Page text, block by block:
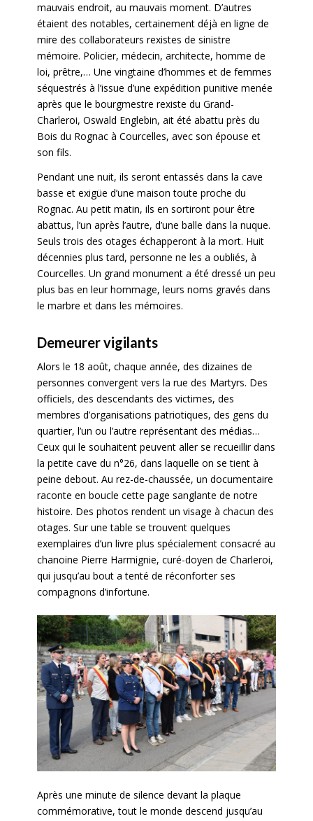
mauvais endroit, au mauvais moment. D’autres
étaient des notables, certainement déjà en ligne de
mire des collaborateurs rexistes de sinistre
mémoire. Policier, médecin, architecte, homme de
loi, prêtre,… Une vingtaine d’hommes et de femmes
séquestrés à l’issue d’une expédition punitive menée
après que le bourgmestre rexiste du Grand-
Charleroi, Oswald Englebin, ait été abattu près du
Bois du Rognac à Courcelles, avec son épouse et
son fils.
Pendant une nuit, ils seront entassés dans la cave
basse et exigüe d’une maison toute proche du
Rognac. Au petit matin, ils en sortiront pour être
abattus, l’un après l’autre, d’une balle dans la nuque.
Seuls trois des otages échapperont à la mort. Huit
décennies plus tard, personne ne les a oubliés, à
Courcelles. Un grand monument a été dressé un peu
plus bas en leur hommage, leurs noms gravés dans
le marbre et dans les mémoires.
Demeurer vigilants
Alors le 18 août, chaque année, des dizaines de
personnes convergent vers la rue des Martyrs. Des
officiels, des descendants des victimes, des
membres d’organisations patriotiques, des gens du
quartier, l’un ou l’autre représentant des médias…
Ceux qui le souhaitent peuvent aller se recueillir dans
la petite cave du n°26, dans laquelle on se tient à
peine debout. Au rez-de-chaussée, un documentaire
raconte en boucle cette page sanglante de notre
histoire. Des photos rendent un visage à chacun des
otages. Sur une table se trouvent quelques
exemplaires d’un livre plus spécialement consacré au
chanoine Pierre Harmignie, curé-doyen de Charleroi,
qui jusqu’au bout a tenté de réconforter ses
compagnons d’infortune.
Après une minute de silence devant la plaque
commémorative, tout le monde descend jusqu’au